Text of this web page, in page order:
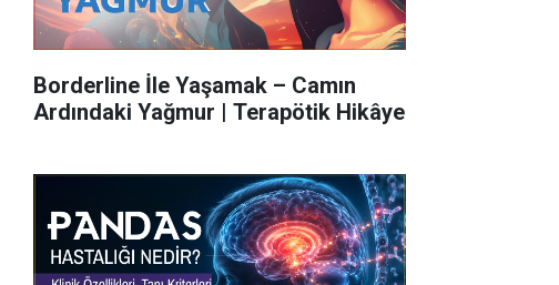
Borderline İle Yaşamak – Camın
Ardındaki Yağmur | Terapötik Hikâye